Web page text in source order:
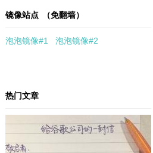
镜像站点 （免翻墙）
泡泡镜像#1 泡泡镜像#2
热门文章